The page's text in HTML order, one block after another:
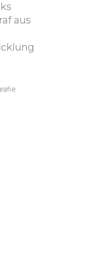
aus